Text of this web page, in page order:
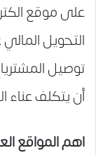
على موقع
التحويل
توصيل
أن يتكلف عناء
اهم المواقع